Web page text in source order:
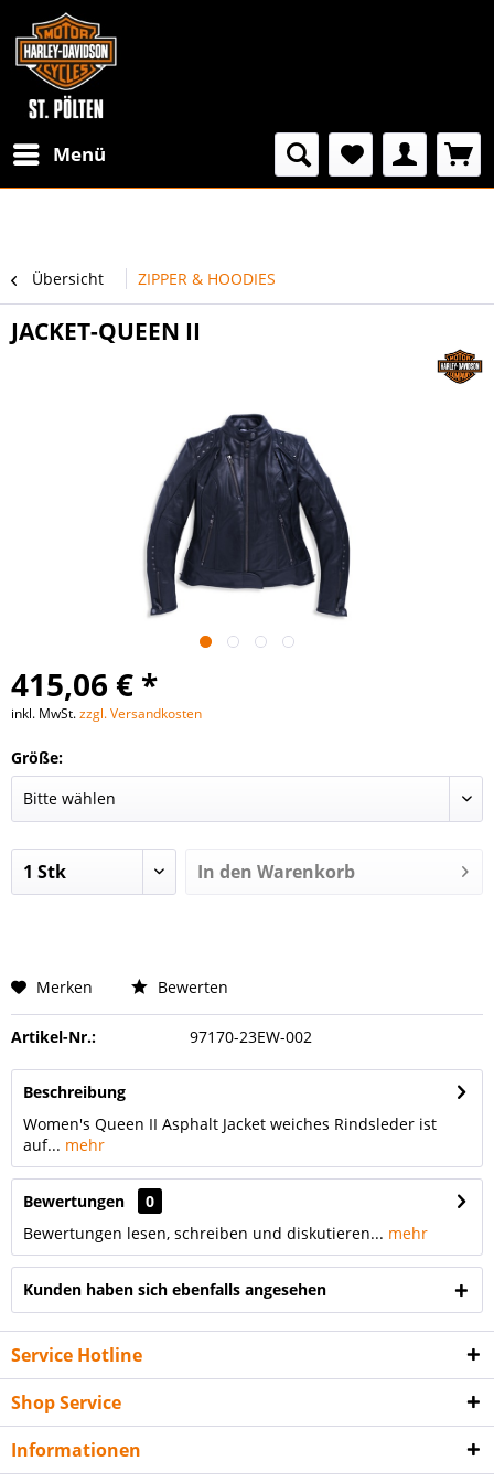
Menü
Übersicht ZIPPER & HOODIES
JACKET-QUEEN II
415,06 € *
inkl. MwSt.zzgl. Versandkosten
Größe:
In den Warenkorb
Merken Bewerten
Artikel-Nr.: 97170-23EW-002
Beschreibung
Women's Queen II Asphalt Jacket weiches Rindsleder ist
auf... mehr
Bewertungen
0
Bewertungen lesen, schreiben und diskutieren... mehr
Kunden haben sich ebenfalls angesehen
Service Hotline
Shop Service
Informationen